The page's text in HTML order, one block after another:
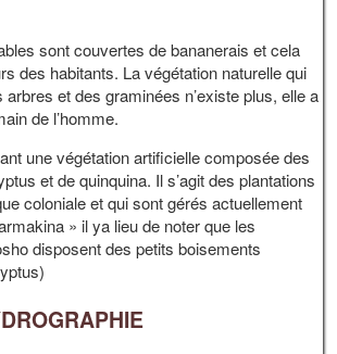
sont couvertes de bananerais et cela
des habitants. La végétation naturelle qui
et des graminées n’existe plus, elle a
de l’homme.
une végétation artificielle composée des
et de quinquina. Il s’agit des plantations
coloniale et qui sont gérés actuellement
» il ya lieu de noter que les
disposent des petits boisements